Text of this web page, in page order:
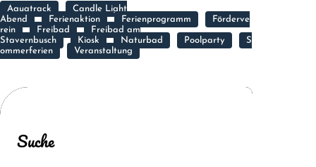
Aquatrack
Candle Light
Abend
Ferienaktion Ferienprogramm
Förderve
rein
Freibad
Freibad am
Stavernbusch
Kiosk Naturbad Poolparty
S
ommerferien
Veranstaltung
Suche